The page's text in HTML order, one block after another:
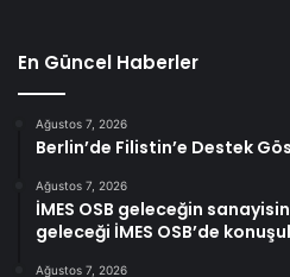
En Güncel Haberler
Ağustos 7, 2026
Berlin’de Filistin’e Destek
Ağustos 7, 2026
İMES OSB geleceğin
geleceği İMES OSB’de
Ağustos 7, 2026